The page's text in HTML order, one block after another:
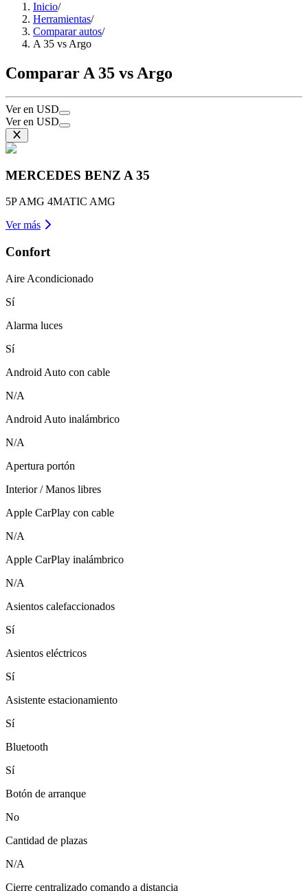
Inicio/
Herramientas/
Comparar autos/
A 35 vs Argo
Comparar A 35 vs Argo
Ver en USD
Ver en USD
MERCEDES BENZ A 35
5P AMG 4MATIC AMG
Ver más
Confort
Aire Acondicionado
Sí
Alarma luces
Sí
Android Auto con cable
N/A
Android Auto inalámbrico
N/A
Apertura portón
Interior / Manos libres
Apple CarPlay con cable
N/A
Apple CarPlay inalámbrico
N/A
Asientos calefaccionados
Sí
Asientos eléctricos
Sí
Asistente estacionamiento
Sí
Bluetooth
Sí
Botón de arranque
No
Cantidad de plazas
N/A
Cierre centralizado comando a distancia